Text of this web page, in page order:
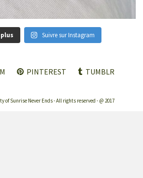
Suivre sur Instagram
PINTEREST TUMBLR
of Sunrise Never Ends - All rights reserved - @ 2017